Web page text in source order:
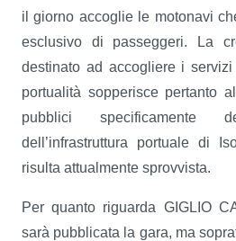
il giorno accoglie le motonavi
esclusivo di passeggeri. La
destinato ad accogliere i
portualità sopperisce pertanto
pubblici specificamente
dell’infrastruttura portuale di
risulta attualmente sprovvista.
Per quanto riguarda GIGLIO
sarà pubblicata la gara, ma